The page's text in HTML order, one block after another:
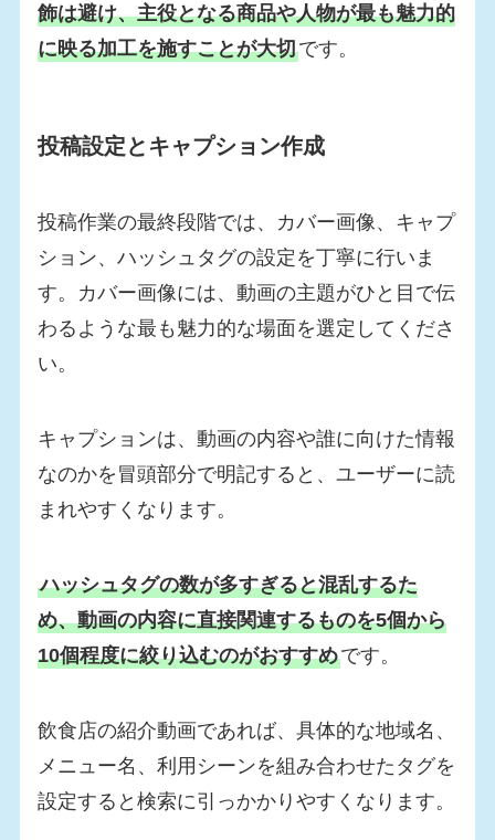
飾は避け、主役となる商品や人物が最も魅力的
に映る加工を施すことが大切です。
投稿設定とキャプション作成
投稿作業の最終段階では、カバー画像、キャプ
ション、ハッシュタグの設定を丁寧に行いま
す。カバー画像には、動画の主題がひと目で伝
わるような最も魅力的な場面を選定してくださ
い。
キャプションは、動画の内容や誰に向けた情報
なのかを冒頭部分で明記すると、ユーザーに読
まれやすくなります。
ハッシュタグの数が多すぎると混乱するた
め、動画の内容に直接関連するものを5個から
10個程度に絞り込むのがおすすめです。
飲食店の紹介動画であれば、具体的な地域名、
メニュー名、利用シーンを組み合わせたタグを
設定すると検索に引っかかりやすくなります。